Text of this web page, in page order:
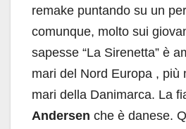
remake puntando su un
comunque, molto sui
sapesse “La Sirenetta” è
mari del Nord Europa , più
mari della Danimarca. La
Andersen che è danese.